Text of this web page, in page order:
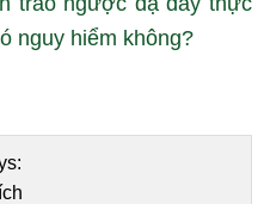
nguy hiểm không?